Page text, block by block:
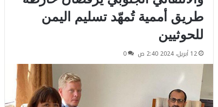
طريق أممية تُمهّد تسليم اليمن
للحوثيين
12 أبريل، 2024 2:40 ص 0